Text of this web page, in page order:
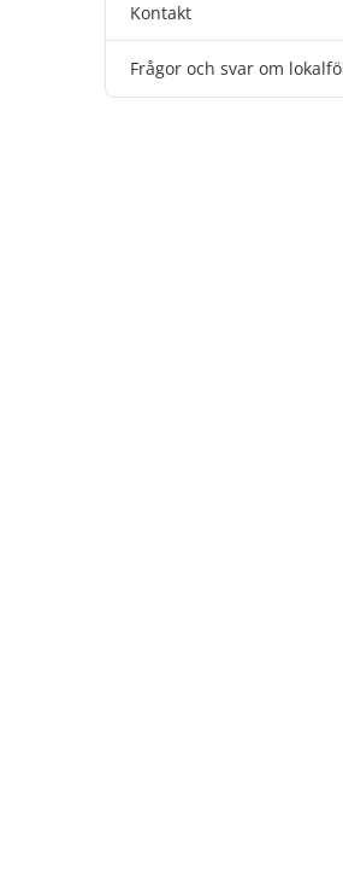
Kontakt
Frågor och svar om